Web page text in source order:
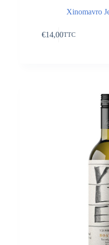
Xinomavro
€14,00TTC